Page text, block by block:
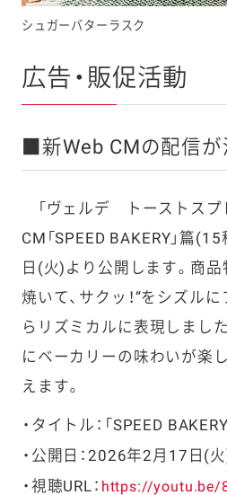
シュガーバターラスク
広告・販促活動
■新Web CMの配信が
「ヴェルデ トーストスプ
CM「SPEED BAKERY」篇(15
日 (火) より 公開します。商品
焼いて、サクッ！”をシズル
らリズミカルに表現しまし
にベーカリーの味わいが楽
えます。
タイトル：「SPEED
公開日 ：2026年2月17日(
視聴URL： https://youtu.be/